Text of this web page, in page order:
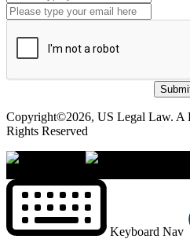
Copyright©2026, US Legal Law. A
Rights Reserved
Keyboard Nav